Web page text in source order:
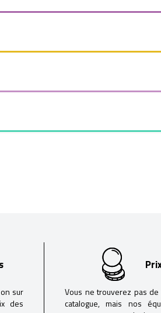
sur
des
Vous ne trouverez pas
catalogue, mais nos